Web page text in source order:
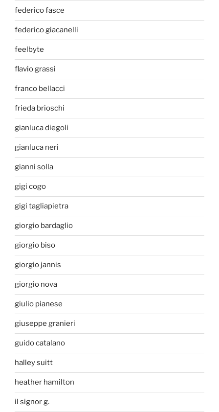
federico fasce
federico giacanelli
feelbyte
flavio grassi
franco bellacci
frieda brioschi
gianluca diegoli
gianluca neri
gianni solla
gigi cogo
gigi tagliapietra
giorgio bardaglio
giorgio biso
giorgio jannis
giorgio nova
giulio pianese
giuseppe granieri
guido catalano
halley suitt
heather hamilton
il signor g.